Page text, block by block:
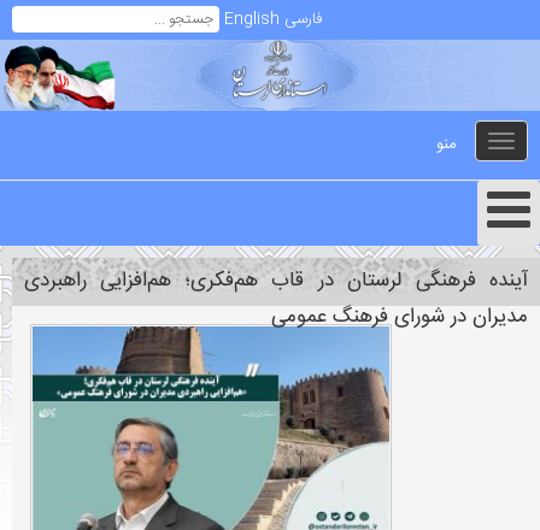
فارسی English
Toggle
navigation
منو
آینده فرهنگی لرستان در قاب هم‌فکری؛ هم‌افزایی راهبردی
مدیران در شورای فرهنگ عمومی